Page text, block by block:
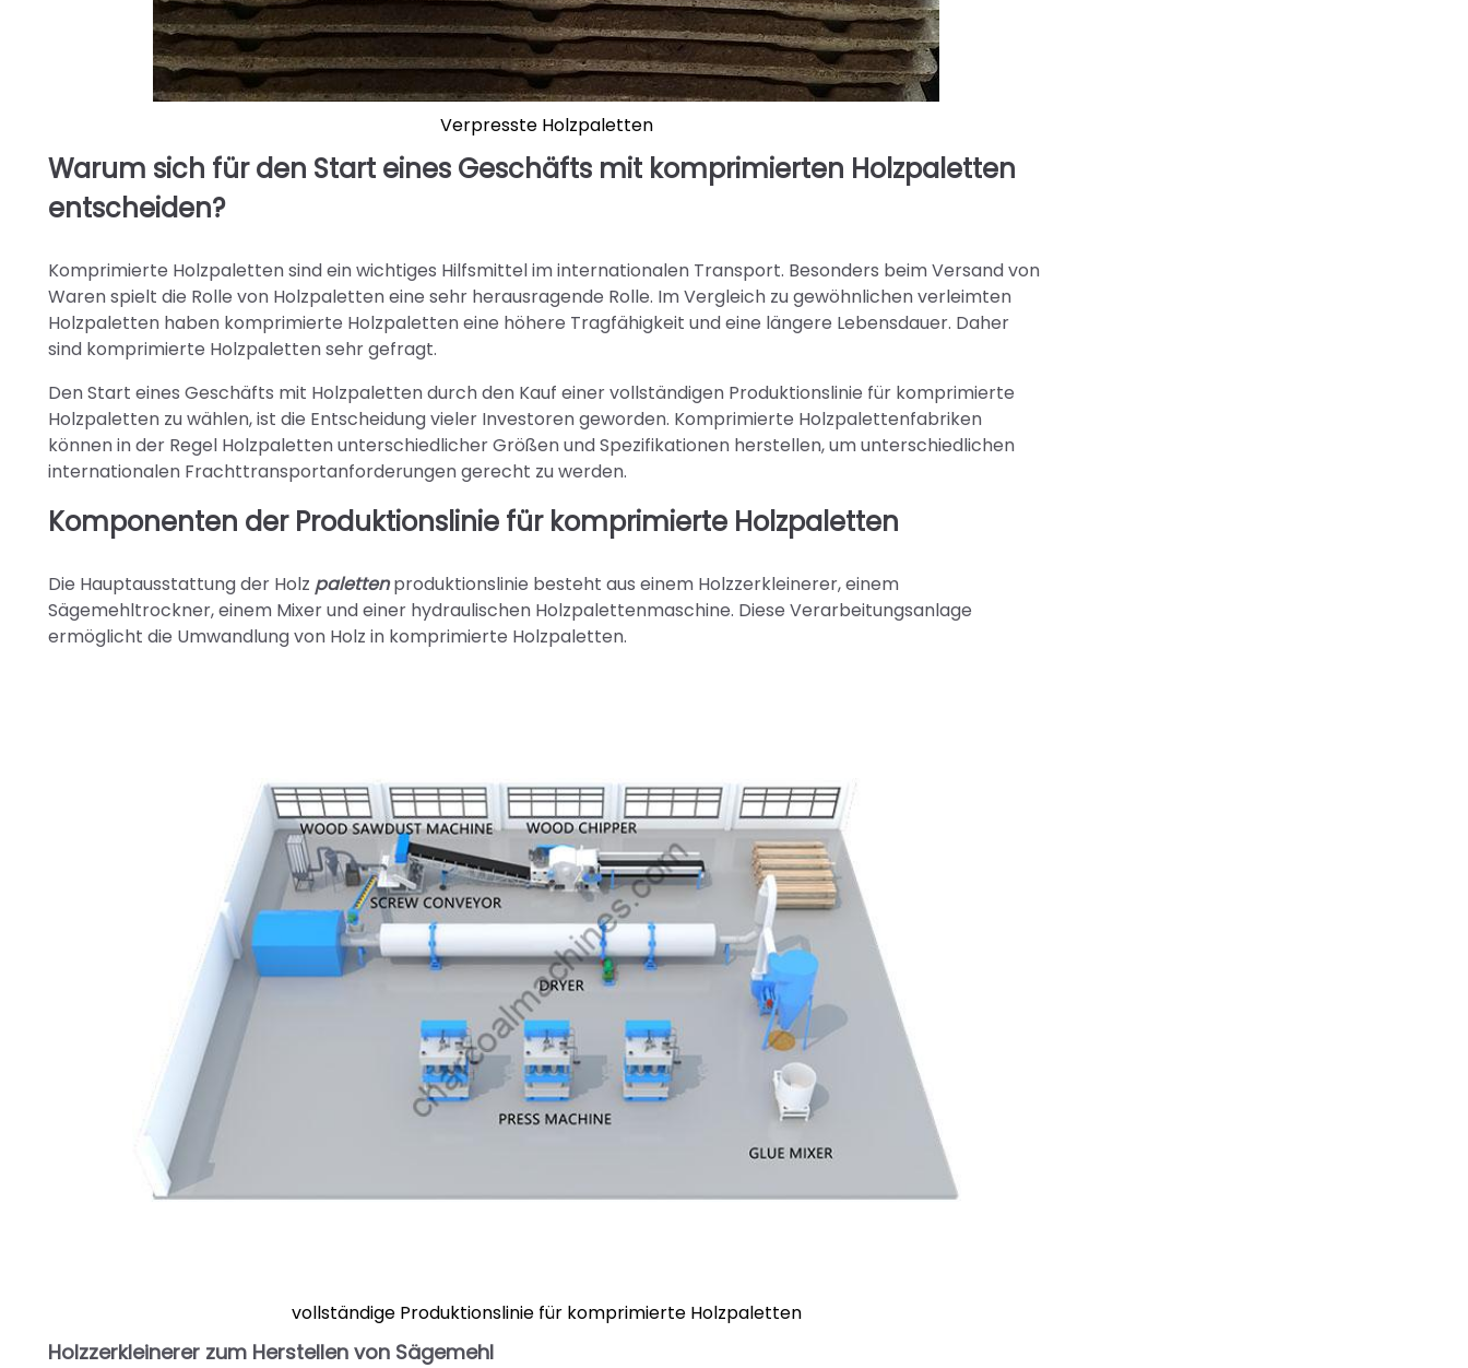
Verpresste Holzpaletten
Warum sich für den Start eines Geschäfts mit komprimierten Holzpaletten
entscheiden?
Komprimierte Holzpaletten sind ein wichtiges Hilfsmittel im internationalen Transport. Besonders beim Versand von
Waren spielt die Rolle von Holzpaletten eine sehr herausragende Rolle. Im Vergleich zu gewöhnlichen verleimten
Holzpaletten haben komprimierte Holzpaletten eine höhere Tragfähigkeit und eine längere Lebensdauer. Daher
sind komprimierte Holzpaletten sehr gefragt.
Den Start eines Geschäfts mit Holzpaletten durch den Kauf einer vollständigen Produktionslinie für komprimierte
Holzpaletten zu wählen, ist die Entscheidung vieler Investoren geworden. Komprimierte Holzpalettenfabriken
können in der Regel Holzpaletten unterschiedlicher Größen und Spezifikationen herstellen, um unterschiedlichen
internationalen Frachttransportanforderungen gerecht zu werden.
Komponenten der Produktionslinie für komprimierte Holzpaletten
Die Hauptausstattung der Holz palettenproduktionslinie besteht aus einem Holzzerkleinerer, einem
Sägemehltrockner, einem Mixer und einer hydraulischen Holzpalettenmaschine. Diese Verarbeitungsanlage
ermöglicht die Umwandlung von Holz in komprimierte Holzpaletten.
vollständige Produktionslinie für komprimierte Holzpaletten
Holzzerkleinerer zum Herstellen von Sägemehl